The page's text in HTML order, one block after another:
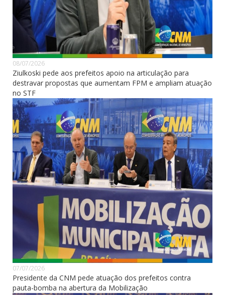
08/07/2026
Ziulkoski pede aos prefeitos apoio na articulação para
destravar propostas que aumentam FPM e ampliam atuação
no STF
07/07/2026
Presidente da CNM pede atuação dos prefeitos contra
pauta-bomba na abertura da Mobilização